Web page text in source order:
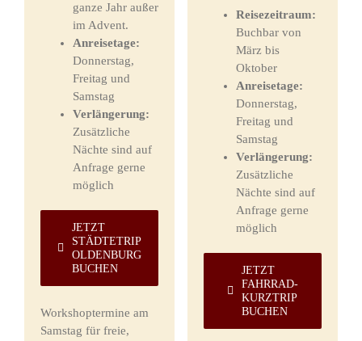
ganze Jahr außer
im Advent.
Anreisetage:
Donnerstag,
Freitag und
Samstag
Verlängerung:
Zusätzliche
Nächte sind auf
Anfrage gerne
möglich
JETZT
STÄDTETRIP
OLDENBURG
BUCHEN
Workshoptermine am
Samstag für freie,
Reisezeitraum:
Buchbar von
März bis
Oktober
Anreisetage:
Donnerstag,
Freitag und
Samstag
Verlängerung:
Zusätzliche
Nächte sind auf
Anfrage gerne
möglich
JETZT
FAHRRAD-
KURZTRIP
BUCHEN